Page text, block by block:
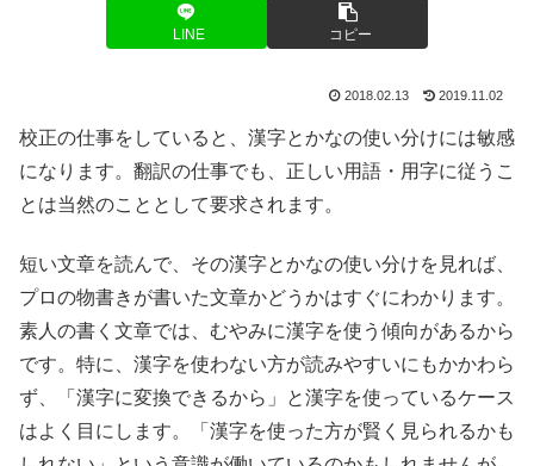
LINE コピー
2018.02.13 2019.11.02
校正の仕事をしていると、漢字とかなの使い分けには敏感
になります。翻訳の仕事でも、正しい用語・用字に従うこ
とは当然のこととして要求されます。
短い文章を読んで、その漢字とかなの使い分けを見れば、
プロの物書きが書いた文章かどうかはすぐにわかります。
素人の書く文章では、むやみに漢字を使う傾向があるから
です。特に、漢字を使わない方が読みやすいにもかかわら
ず、「漢字に変換できるから」と漢字を使っているケース
はよく目にします。「漢字を使った方が賢く見られるかも